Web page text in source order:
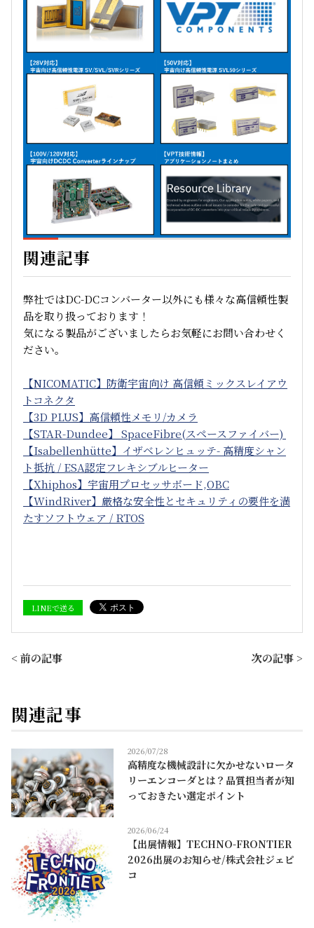
関連記事
弊社ではDC-DCコンバーター以外にも様々な高信頼性製
品を取り扱っております！
気になる製品がございましたらお気軽にお問い合わせく
ださい。
【NICOMATIC】防衛宇宙向け 高信頼ミックスレイアウ
トコネクタ
【3D PLUS】高信頼性メモリ/カメラ
【STAR-Dundee】 SpaceFibre(スペースファイバー)
【Isabellenhütte】イザベレンヒュッテ- 高精度シャン
ト抵抗 / ESA認定フレキシブルヒーター
【Xhiphos】宇宙用プロセッサボード,OBC
【WindRiver】厳格な安全性とセキュリティの要件を満
たすソフトウェア / RTOS
LINEで送る
< 前の記事 次の記事 >
関連記事
2026/07/28
高精度な機械設計に欠かせないロータ
リーエンコーダとは？品質担当者が知
っておきたい選定ポイント
2026/06/24
【出展情報】TECHNO-FRONTIER
2026出展のお知らせ/株式会社ジェピ
コ